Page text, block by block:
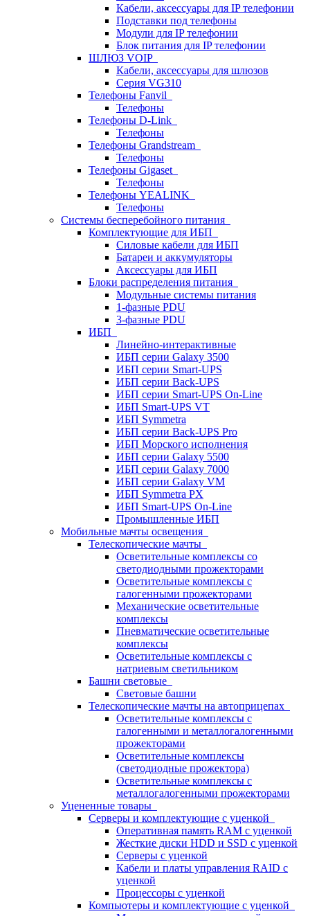
Кабели, аксессуары для IP телефонии
Подставки под телефоны
Модули для IP телефонии
Блок питания для IP телефонии
ШЛЮЗ VOIP
Кабели, аксессуары для шлюзов
Серия VG310
Телефоны Fanvil
Телефоны
Телефоны D-Link
Телефоны
Телефоны Grandstream
Телефоны
Телефоны Gigaset
Телефоны
Телефоны YEALINK
Телефоны
Системы бесперебойного питания
Комплектующие для ИБП
Силовые кабели для ИБП
Батареи и аккумуляторы
Аксессуары для ИБП
Блоки распределения питания
Модульные системы питания
1-фазные PDU
3-фазные PDU
ИБП
Линейно-интерактивные
ИБП серии Galaxy 3500
ИБП серии Smart-UPS
ИБП серии Back-UPS
ИБП серии Smart-UPS On-Line
ИБП Smart-UPS VT
ИБП Symmetra
ИБП серии Back-UPS Pro
ИБП Морского исполнения
ИБП серии Galaxy 5500
ИБП серии Galaxy 7000
ИБП серии Galaxy VM
ИБП Symmetra PX
ИБП Smart-UPS On-Line
Промышленные ИБП
Мобильные мачты освещения
Телескопические мачты
Осветительные комплексы со
светодиодными прожекторами
Осветительные комплексы с
галогенными прожекторами
Механические осветительные
комплексы
Пневматические осветительные
комплексы
Осветительные комплексы с
натриевым светильником
Башни световые
Световые башни
Телескопические мачты на автоприцепах
Осветительные комплексы с
галогенными и металлогалогенными
прожекторами
Осветительные комплексы
(светодиодные прожектора)
Осветительные комплексы с
металлогалогенными прожекторами
Уцененные товары
Серверы и комплектующие с уценкой
Оперативная память RAM с уценкой
Жесткие диски HDD и SSD с уценкой
Серверы с уценкой
Кабели и платы управления RAID с
уценкой
Процессоры с уценкой
Компьютеры и комплектующие с уценкой